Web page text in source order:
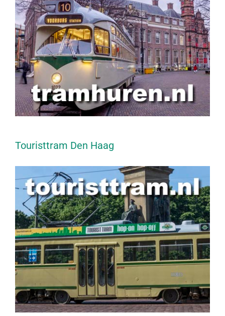
Touristtram Den Haag